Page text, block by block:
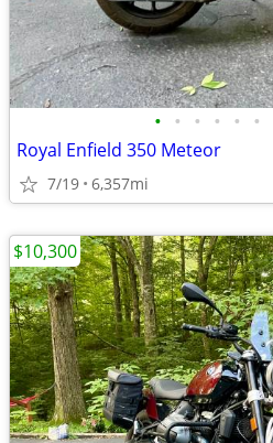
• • • • • •
Royal Enfield 350 Meteor
7/19 6,357mi
$10,300